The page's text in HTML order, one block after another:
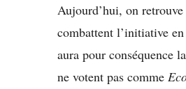
Aujourd’hui, on
combattent l’initiative
aura pour conséquence
ne votent pas comme